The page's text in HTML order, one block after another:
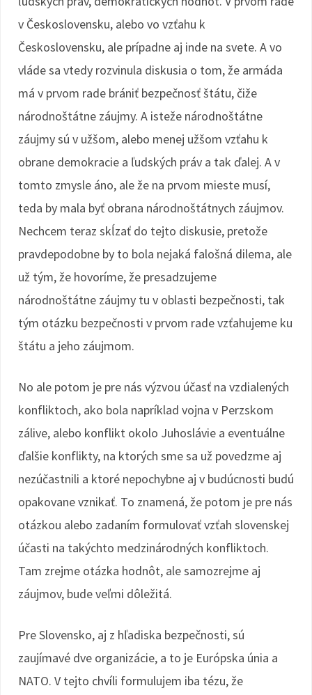
v Československu, alebo vo vzťahu k
Československu, ale prípadne aj inde na svete. A vo
vláde sa vtedy rozvinula diskusia o tom, že armáda
má v prvom rade brániť bezpečnosť štátu, čiže
národnoštátne záujmy. A isteže národnoštátne
záujmy sú v užšom, alebo menej užšom vzťahu k
obrane demokracie a ľudských práv a tak ďalej. A v
tomto zmysle áno, ale že na prvom mieste musí,
teda by mala byť obrana národnoštátnych záujmov.
Nechcem teraz skĺzať do tejto diskusie, pretože
pravdepodobne by to bola nejaká falošná dilema, ale
už tým, že hovoríme, že presadzujeme
národnoštátne záujmy tu v oblasti bezpečnosti, tak
tým otázku bezpečnosti v prvom rade vzťahujeme ku
štátu a jeho záujmom.
No ale potom je pre nás výzvou účasť na vzdialených
konfliktoch, ako bola napríklad vojna v Perzskom
zálive, alebo konflikt okolo Juhoslávie a eventuálne
ďalšie konflikty, na ktorých sme sa už povedzme aj
nezúčastnili a ktoré nepochybne aj v budúcnosti budú
opakovane vznikať. To znamená, že potom je pre nás
otázkou alebo zadaním formulovať vzťah slovenskej
účasti na takýchto medzinárodných konfliktoch.
Tam zrejme otázka hodnôt, ale samozrejme aj
záujmov, bude veľmi dôležitá.
Pre Slovensko, aj z hľadiska bezpečnosti, sú
zaujímavé dve organizácie, a to je Európska únia a
NATO. V tejto chvíli formulujem iba tézu, že